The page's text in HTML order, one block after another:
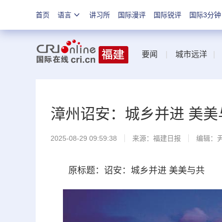
首页 语言 讲习所 国际漫评 国际锐评 国际3分钟
要闻 城市远洋
漳州诏安：城乡并进 美美
2025-08-29 09:59:38 来源： 福建日报 编辑：
原标题：诏安：城乡并进 美美与共